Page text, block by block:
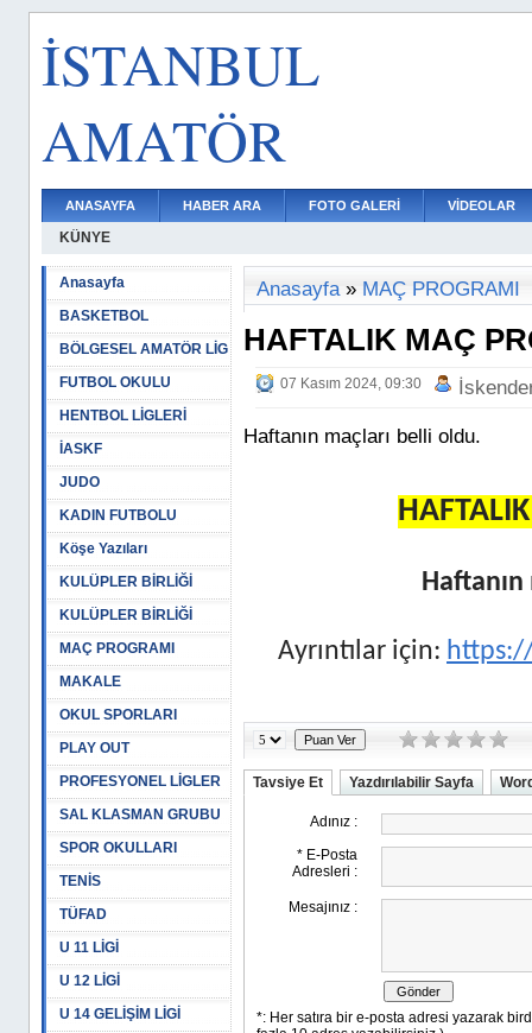
İSTANBUL
AMATÖR
ANASAYFA HABER ARA FOTO GALERİ VİDEOLAR
KÜNYE
Anasayfa
BASKETBOL
BÖLGESEL AMATÖR LİG
FUTBOL OKULU
HENTBOL LİGLERİ
İASKF
JUDO
KADIN FUTBOLU
Köşe Yazıları
KULÜPLER BİRLİĞİ
KULÜPLER BİRLİĞİ
MAÇ PROGRAMI
MAKALE
OKUL SPORLARI
PLAY OUT
PROFESYONEL LİGLER
SAL KLASMAN GRUBU
SPOR OKULLARI
TENİS
TÜFAD
U 11 LİGİ
U 12 LİGİ
U 14 GELİŞİM LİGİ
Anasayfa» MAÇ PROGRAMI
HAFTALIK MAÇ
07 Kasım 2024, 09:30
Haftanın maçları belli oldu.
Ayrıntılar için:
Tavsiye Et Yazdırılabilir Sayfa